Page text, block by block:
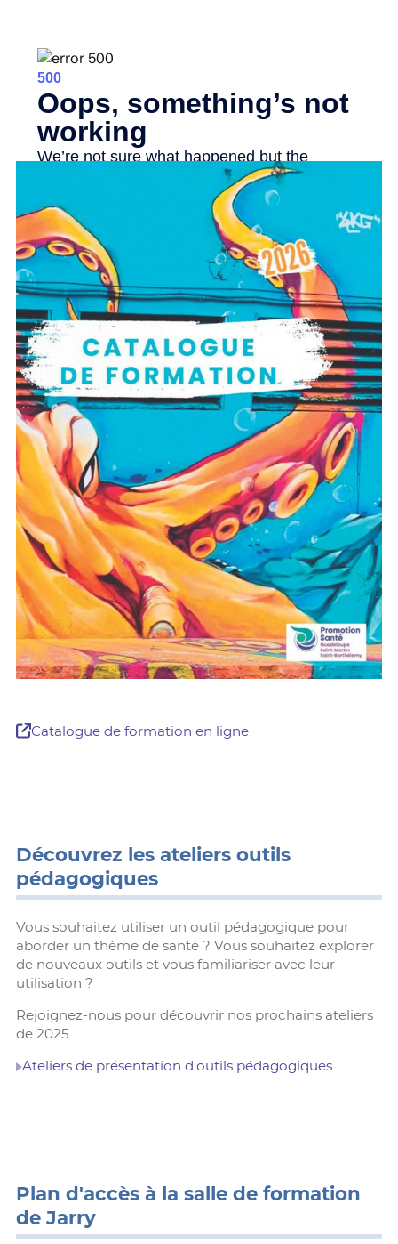
Catalogue de formation en ligne
Découvrez les ateliers outils
pédagogiques
Vous souhaitez utiliser un outil pédagogique pour
aborder un thème de santé ? Vous souhaitez explorer
de nouveaux outils et vous familiariser avec leur
utilisation ?
Rejoignez-nous pour découvrir nos prochains ateliers
de 2025
Ateliers de présentation d'outils pédagogiques
Plan d'accès à la salle de formation
de Jarry